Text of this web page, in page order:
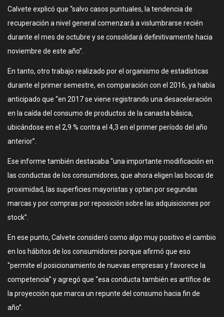
Calvete explicó que “salvo casos puntuales, la tendencia de
recuperación a nivel general comenzará a vislumbrarse recién
durante el mes de octubre y se consolidará definitivamente hacia
noviembre de este año”.
En tanto, otro trabajo realizado por el organismo de estadísticas
durante el primer semestre, en comparación con el 2016, ya había
anticipado que “en 2017 se viene registrando una desaceleración
en la caída del consumo de productos de la canasta básica,
ubicándose en el 2,9 % contra el 4,3 en el primer período del año
anterior”.
Ese informe también destacaba “una importante modificación en
las conductas de los consumidores, que ahora eligen las bocas de
proximidad, las superficies mayoristas y optan por segundas
marcas y por compras por reposición sobre las adquisiciones por
stock”.
En ese punto, Calvete consideró como algo muy positivo el cambio
en los hábitos de los consumidores porque afirmó que eso
“permite el posicionamiento de nuevas empresas y favorece la
competencia” y agregó que “esa conducta también es artífice de
la proyección que marca un repunte del consumo hacia fin de
año”.